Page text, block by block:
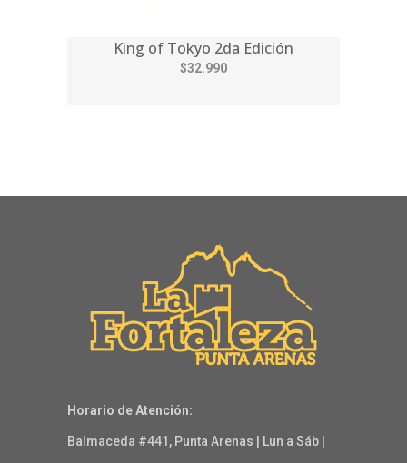
King of Tokyo 2da Edición
$32.990
Horario de Atención:
Balmaceda #441, Punta Arenas | Lun a Sáb |